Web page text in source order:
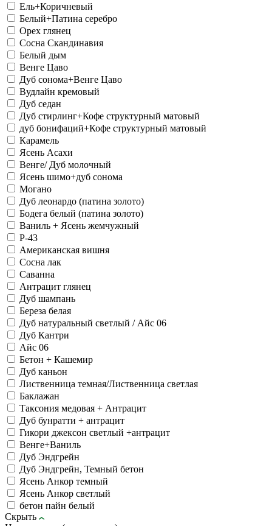
Ель+Коричневый
Белый+Патина серебро
Орех глянец
Сосна Скандинавия
Белый дым
Венге Цаво
Дуб сонома+Венге Цаво
Вудлайн кремовый
Дуб седан
Дуб стирлинг+Кофе структурный матовый
дуб бонифаций+Кофе структурный матовый
Карамель
Ясень Асахи
Венге/ Дуб молочный
Ясень шимо+дуб сонома
Могано
Дуб леонардо (патина золото)
Бодега белый (патина золото)
Ваниль + Ясень жемчужный
Р-43
Американская вишня
Сосна лак
Саванна
Антрацит глянец
Дуб шампань
Береза белая
Дуб натуральный светлый / Айс 06
Дуб Кантри
Айс 06
Бетон + Кашемир
Дуб каньон
Лиственница темная/Лиственница светлая
Баклажан
Таксония медовая + Антрацит
Дуб бунратти + антрацит
Гикори джексон светлый +антрацит
Венге+Ваниль
Дуб Эндгрейн
Дуб Эндгрейн, Темный бетон
Ясень Анкор темный
Ясень Анкор светлый
бетон пайн белый
Скрыть